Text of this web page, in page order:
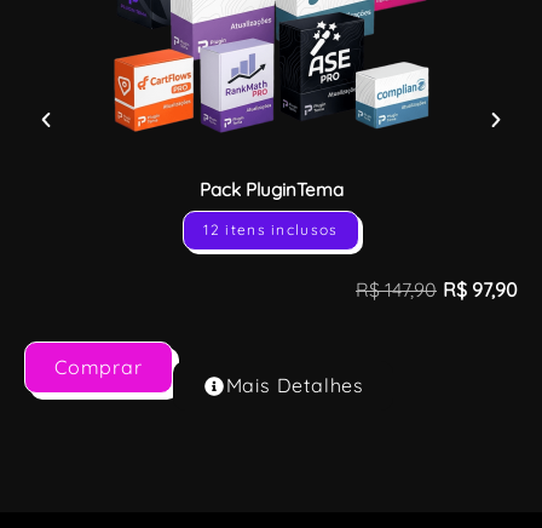
Pack PluginTema
12 itens inclusos
R$147,90 R$ 97,90
Comprar
Mais Detalhes